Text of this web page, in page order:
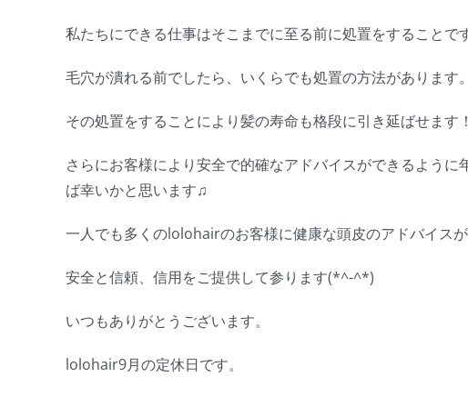
私たちにできる仕事はそこまでに至る前に処置をすることです
毛穴が潰れる前でしたら、いくらでも処置の方法があります。
その処置をすることにより髪の寿命も格段に引き延ばせます！
さらにお客様により安全で的確なアドバイスができるよう
ば幸いかと思います♫
一人でも多くのlolohairのお客様に健康な頭皮のアドバイス
安全と信頼、信用をご提供して参ります(*^-^*)
いつもありがとうございます。
lolohair9月の定休日です。